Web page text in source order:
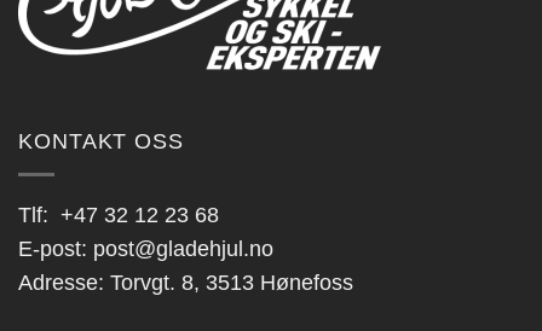
KONTAKT OSS
Tlf: +47 32 12 23 68
E-post: post@gladehjul.no
Adresse: Torvgt. 8, 3513 Hønefoss